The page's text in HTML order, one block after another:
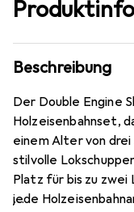
Beschreibung
Der Double Engine
Holzeisenbahnset,
einem Alter von
stilvolle
Platz für bis zu zwei
jede